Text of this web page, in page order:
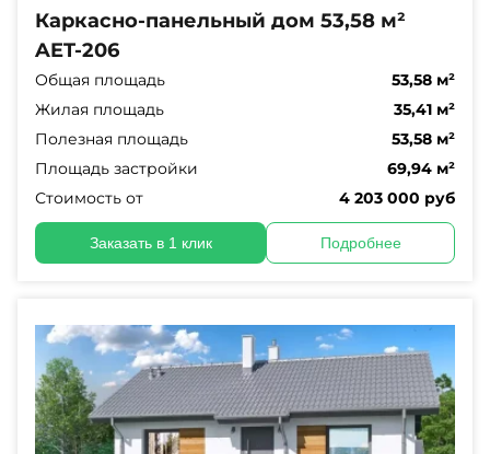
Каркасно-панельный дом 53,58 м²
AET-206
Общая площадь
53,58 м²
Жилая площадь
35,41 м²
Полезная площадь
53,58 м²
Площадь застройки
69,94 м²
Стоимость от
4 203 000 руб
Заказать в 1 клик Подробнее